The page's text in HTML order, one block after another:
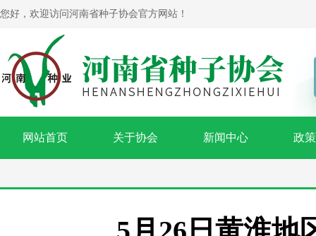
您好，欢迎访问河南省种子协会官方网站！
网站首页 关于协会 新闻中心 政